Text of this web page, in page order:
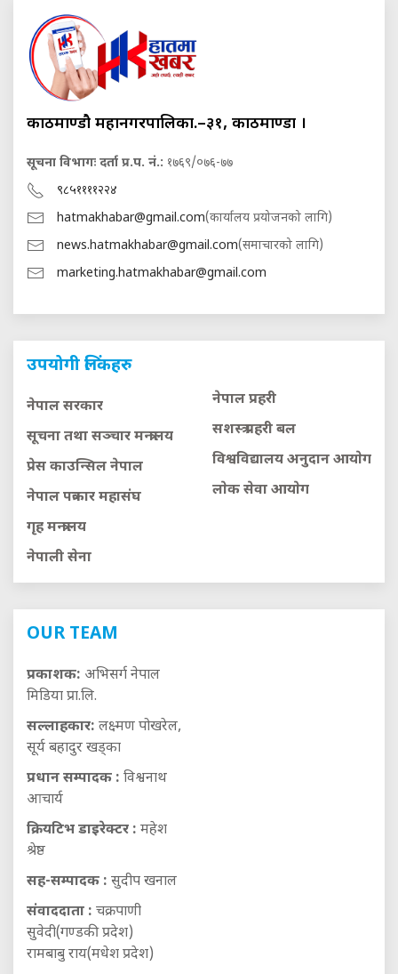
काठमाण्डौ महानगरपालिका.–३१, काठमाण्डौं ।
सूचना विभागः दर्ता प्र.प. नं.: १७६९/०७६-७७
९८५११११२२४
hatmakhabar@gmail.com(कार्यालय प्रयोजनको लागि)
news.hatmakhabar@gmail.com(समाचारको लागि)
marketing.hatmakhabar@gmail.com
उपयोगी लिंकहरु
नेपाल सरकार
सूचना तथा सञ्चार मन्त्रालय
प्रेस काउन्सिल नेपाल
नेपाल पत्रकार महासंघ
गृह मन्त्रालय
नेपाली सेना
नेपाल प्रहरी
सशस्त्र प्रहरी बल
विश्वविद्यालय अनुदान आयाेग
लाेक सेवा आयाेग
OUR TEAM
प्रकाशक: अभिसर्ग नेपाल
मिडिया प्रा.लि.
सल्लाहकार: लक्ष्मण पोखरेल,
सूर्य बहादुर खड्का
प्रधान सम्पादक : विश्वनाथ
आचार्य
क्रियटिभ डाइरेक्टर : महेश
श्रेष्ठ
सह-सम्पादक : सुदीप खनाल
संवाददाता : चक्रपाणी
सुवेदी(गण्डकी प्रदेश)
रामबाबु राय(मधेश प्रदेश)